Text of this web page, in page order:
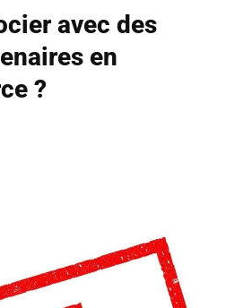
avec des
en
?